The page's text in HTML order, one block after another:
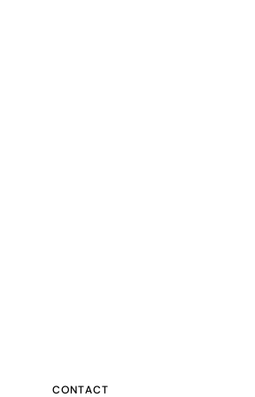
CONTACT